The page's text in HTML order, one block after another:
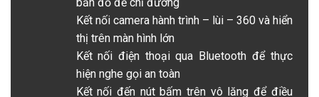
Kết nối camera hành trình – lùi – 360 và hiển
thị trên màn hình lớn
Kết nối điện thoại qua Bluetooth để thực
hiện nghe gọi an toàn
Kết nối đến nút bấm trên vô lăng để điều